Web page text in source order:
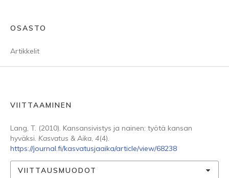
OSASTO
Artikkelit
VIITTAAMINEN
Lang, T. (2010). Kansansivistys ja nainen: työtä kansan
hyväksi. Kasvatus & Aika, 4(4).
https://journal.fi/kasvatusjaaika/article/view/68238
VIITTAUSMUODOT